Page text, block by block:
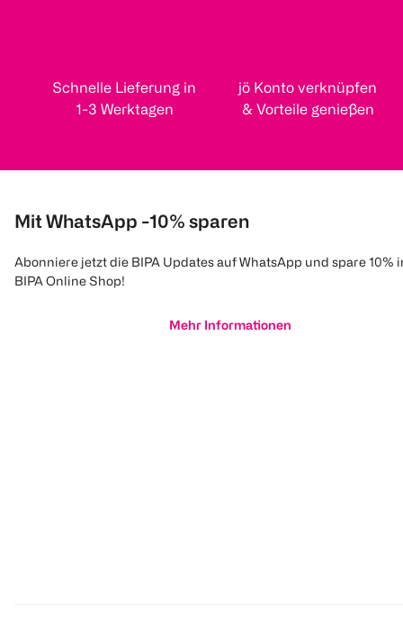
Schnelle Lieferung in
1-3 Werktagen
jö Konto verknüpfen
& Vorteile genießen
Mit WhatsApp -10% sparen
Abonniere jetzt die BIPA Updates auf WhatsApp und spare 10%
BIPA Online Shop!
Mehr Informationen